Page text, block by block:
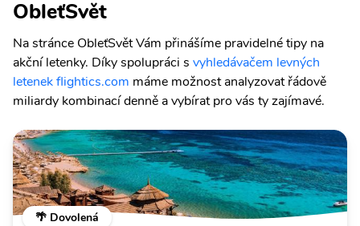
ObleťSvět
Na stránce ObleťSvět Vám přinášíme pravidelné tipy na
akční letenky. Díky spolupráci s vyhledávačem levných
letenek flightics.com máme možnost analyzovat řádově
miliardy kombinací denně a vybírat pro vás ty zajímavé.
🌴 Dovolená